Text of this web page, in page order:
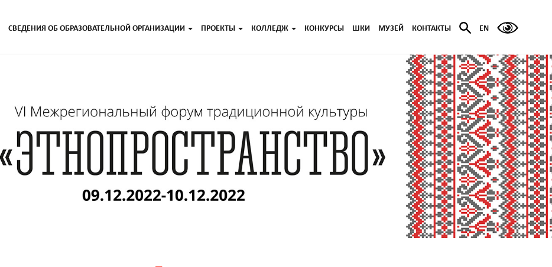
СВЕДЕНИЯ ОБ ОБРАЗОВАТЕЛЬНОЙ ОРГАНИЗАЦИИ ПРОЕКТЫ КОЛЛЕДЖ КОНКУРСЫ ШКИ МУЗЕЙ КОНТАКТЫ EN